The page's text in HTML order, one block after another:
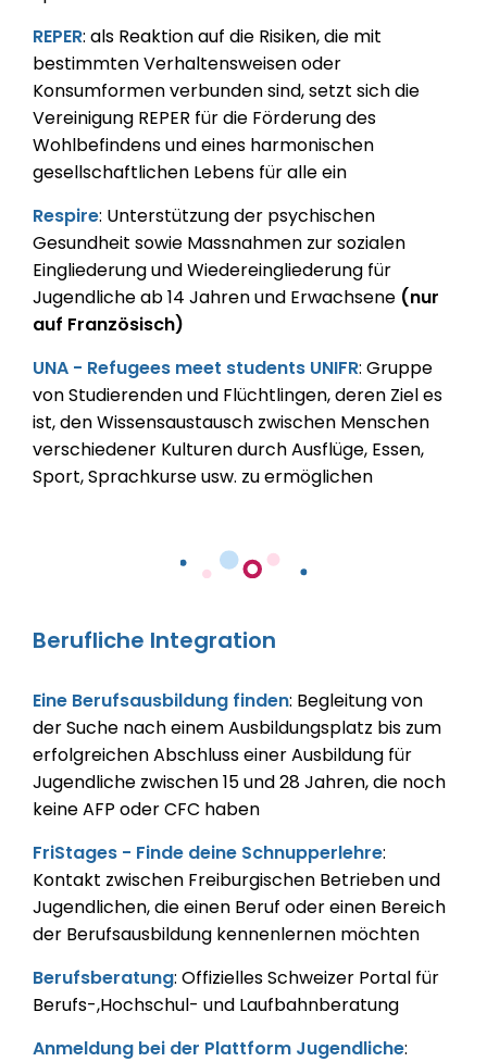
REPER: als Reaktion auf die Risiken, die mit
bestimmten Verhaltensweisen oder
Konsumformen verbunden sind, setzt sich die
Vereinigung REPER für die Förderung des
Wohlbefindens und eines harmonischen
gesellschaftlichen Lebens für alle ein
Respire: Unterstützung der psychischen
Gesundheit sowie Massnahmen zur sozialen
Eingliederung und Wiedereingliederung für
Jugendliche ab 14 Jahren und Erwachsene (nur
auf Französisch)
UNA - Refugees meet students UNIFR: Gruppe
von Studierenden und Flüchtlingen, deren Ziel es
ist, den Wissensaustausch zwischen Menschen
verschiedener Kulturen durch Ausflüge, Essen,
Sport, Sprachkurse usw. zu ermöglichen
Berufliche Integration
Eine Berufsausbildung finden: Begleitung von
der Suche nach einem Ausbildungsplatz bis zum
erfolgreichen Abschluss einer Ausbildung für
Jugendliche zwischen 15 und 28 Jahren, die noch
keine AFP oder CFC haben
FriStages - Finde deine Schnupperlehre:
Kontakt zwischen Freiburgischen Betrieben und
Jugendlichen, die einen Beruf oder einen Bereich
der Berufsausbildung kennenlernen möchten
Berufsberatung: Offizielles Schweizer Portal für
Berufs-,Hochschul- und Laufbahnberatung
Anmeldung bei der Plattform Jugendliche: